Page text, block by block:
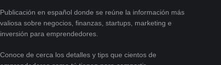
Publicación en español donde se reúne la información más
valiosa sobre negocios, finanzas, startups, marketing e
inversión para emprendedores.
Conoce de cerca los detalles y tips que cientos de